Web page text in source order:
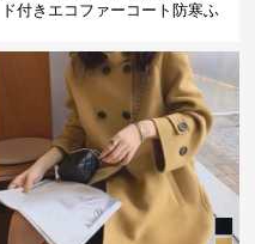
ド付きエコファーコート防寒ふ